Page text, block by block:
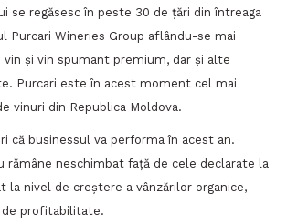
se regăsesc în peste 30 de țări din întreaga
Purcari Wineries Group aflându-se mai
și vin spumant premium, dar și alte
Purcari este în acest moment cel mai
vinuri din Republica Moldova.
că businessul va performa în acest an.
rămâne neschimbat față de cele declarate la
la nivel de creștere a vânzărilor organice,
profitabilitate.